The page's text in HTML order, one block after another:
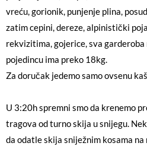
vreću, gorionik, punjenje plina,
zatim cepini, dereze, alpinistički
rekvizitima, gojerice, sva garderoba
pojedincu ima preko 18kg.
Za doručak jedemo samo ovsenu
U 3:20h spremni smo da krenemo
tragova od turno skija u snijegu.
da odatle skija sniježnim kosama na